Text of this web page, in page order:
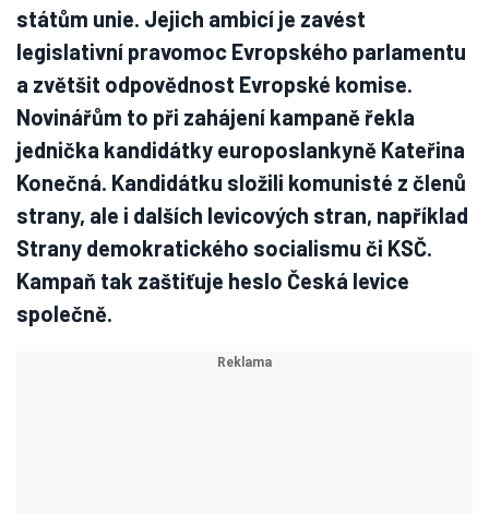
státům unie. Jejich ambicí je zavést
legislativní pravomoc Evropského parlamentu
a zvětšit odpovědnost Evropské komise.
Novinářům to při zahájení kampaně řekla
jednička kandidátky europoslankyně Kateřina
Konečná. Kandidátku složili komunisté z členů
strany, ale i dalších levicových stran, například
Strany demokratického socialismu či KSČ.
Kampaň tak zaštiťuje heslo Česká levice
společně.